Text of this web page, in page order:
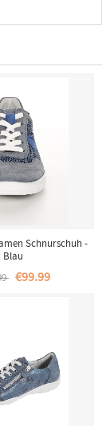
Schnurschuh -
Blau
€99.99